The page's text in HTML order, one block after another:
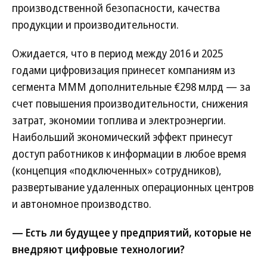
производственной безопасности, качества
продукции и производительности.
Ожидается, что в период между 2016 и 2025
годами цифровизация принесет компаниям из
сегмента MMM дополнительные €298 млрд — за
счет повышения производительности, снижения
затрат, экономии топлива и электроэнергии.
Наибольший экономический эффект принесут
доступ работников к информации в любое время
(концепция «подключенных» сотрудников),
развертывание удаленных операционных центров
и автономное производство.
— Есть ли будущее у предприятий, которые не
внедряют цифровые технологии?